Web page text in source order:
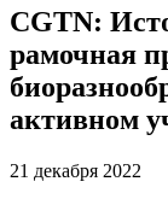
CGTN:
рамочная
активном
21 декабря 2022